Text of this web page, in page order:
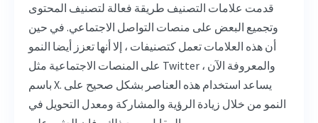
قدمت علامات التصنيف طريقة فعالة لتصنيف المحتوى
وتجميع البعض على منصات التواصل الاجتماعي. في حين
أن هذه العلامات تعمل كتصنيفات ، إلا أنها تعزز أيضا النمو
على المنصات الاجتماعية مثل Twitter ، والمعروفة الآن
باسم X. يساعد استخدام هذه العناصر بشكل صحيح على
النمو من خلال زيادة الرؤية والمشاركة ومعدل التحويل في